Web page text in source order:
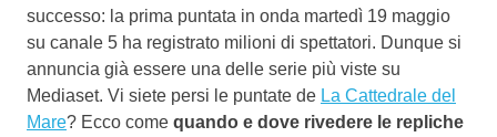
successo: la prima puntata in onda martedì 19 maggio
su canale 5 ha registrato milioni di spettatori. Dunque si
annuncia già essere una delle serie più viste su
Mediaset. Vi siete persi le puntate de La Cattedrale del
Mare? Ecco come quando e dove rivedere le repliche